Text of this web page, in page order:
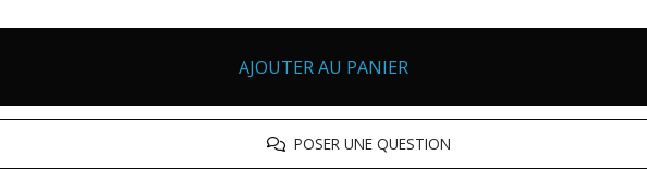
AJOUTER AU PANIER
POSER UNE QUESTION